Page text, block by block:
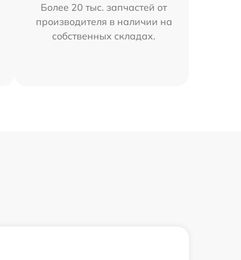
Более 20 тыс. запчастей от
производителя в наличии на
собственных складах.